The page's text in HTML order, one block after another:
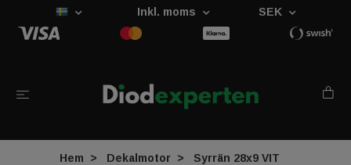
Inkl. moms SEK
Hem Dekalmotor Syrrän 28x9 VIT